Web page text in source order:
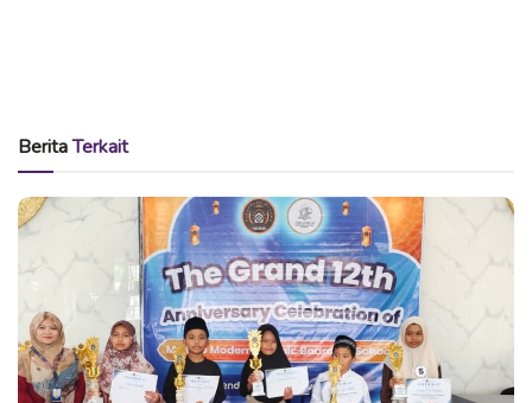
src=”http://kampoengngawi.com/module/uploads/2017/07/
dicki-tri-laksono-petembak-ngawi-1.jpg” width=”300″
title=”Dicki Tri Laksono Ngawi” align=”right”][/column_item]
[image
src=”http://kampoengngawi.com/module/uploads/2017/07/
dicki-tri-laksono-petembak-ngawi-2.jpg” width=”300″
title=”Dicki Tri Laksono Ngawi” align=”right”][/column_item]
[/columns]
BeritaTerkait